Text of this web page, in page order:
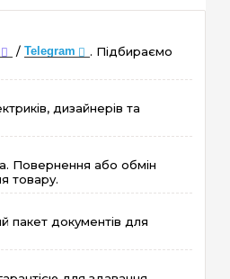
/ Telegram
. Підбираємо
дизайнерів та
Повернення або обмін
товару.
документів для